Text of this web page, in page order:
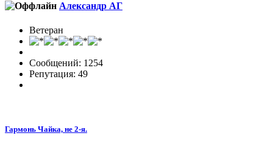
Александр АГ
Ветеран
Сообщений: 1254
Репутация: 49
Гармонь Чайка, не 2-я.